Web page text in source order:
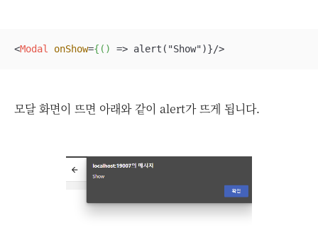
<Modal onShow={() => alert("Show")}/>
모달 화면이 뜨면 아래와 같이 alert가 뜨게 됩니다.